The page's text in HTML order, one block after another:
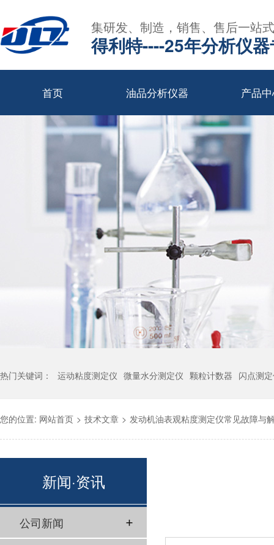
集研发、制造，销售、售后一站
得利特----25年分析仪
首页 油品分析仪器 产品
热门关键词： 运动粘度测定仪 微量水分测定仪 颗粒计数器 闪点测
您的位置: 网站首页 > 技术文章 > 发动机油表观粘度测定仪常见故障与
新闻·资讯
公司新闻